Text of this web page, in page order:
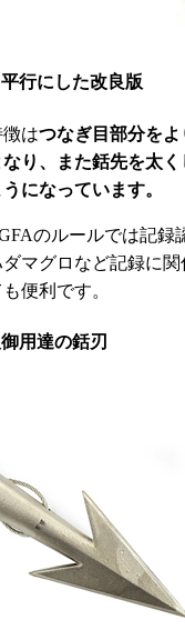
行にした改良版
はつなぎ目部分を
り、また銛先を太
になっています。
のルールでは記録
マグロなど記録に
便利です。
用達の銛刃